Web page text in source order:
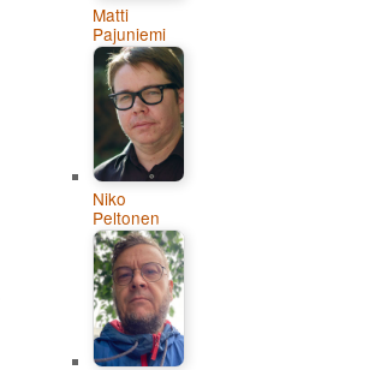
Matti
Pajuniemi
Niko
Peltonen